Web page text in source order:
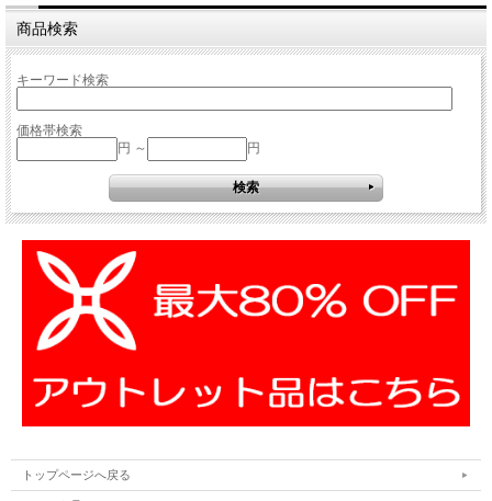
商品検索
キーワード検索
価格帯検索
円 ～
円
トップページへ戻る